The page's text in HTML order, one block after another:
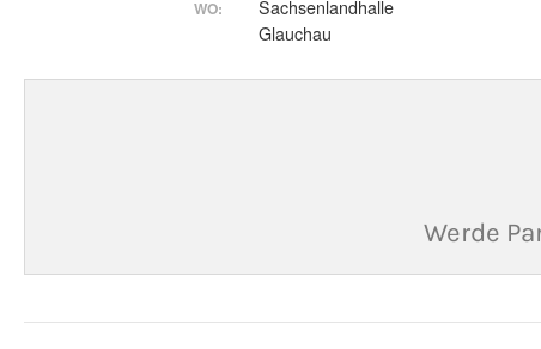
WO:
Sachsenlandhalle
Glauchau
Werde